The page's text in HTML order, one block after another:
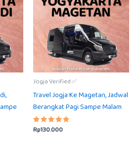
Jogja Verified ✅
Travel Jogja Ke Magetan, Jadwal
Berangkat Pagi Sampe Malam
Dinilai
5.00
Rp130.000